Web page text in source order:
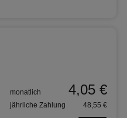
monatlich 4,05 €
jährliche Zahlung 48,55 €